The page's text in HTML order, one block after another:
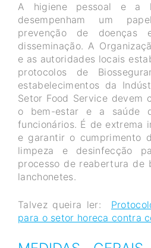
A higiene pessoal e a
desempenham um
prevenção de doenças
disseminação. A
e as autoridades locais
protocolos de
estabelecimentos da
Setor Food Service devem
o bem-estar e a saúde
funcionários. É de extrema
e garantir o cumprimento
limpeza e desinfecção
processo de reabertura de
lanchonetes.
Talvez queira ler:
para o setor horeca contra